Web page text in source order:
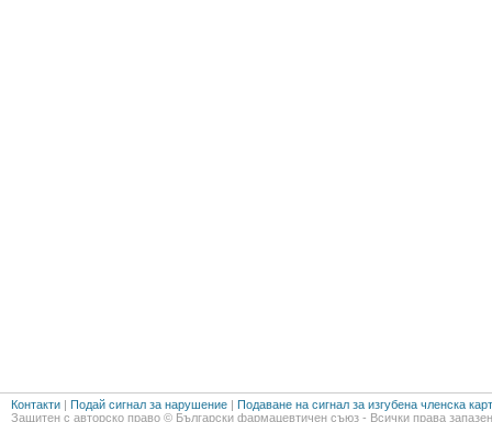
Контакти | Подай сигнал за нарушение | Подаване на сигнал за изгубена членска
Защитен с авторско право © Български фармацевтичен съюз - Всички права